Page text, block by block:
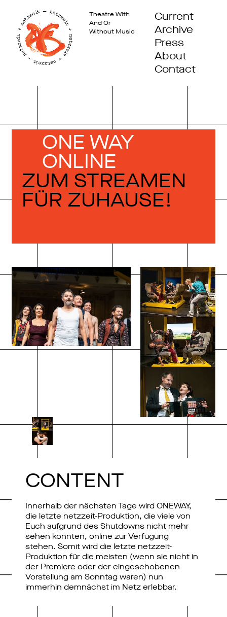
Theatre With
And Or
Without Music
Current
Archive
Press
About
Contact
ONE WAY
ONLINE
ZUM STREA­MEN
FÜR ZUHAUSE!
CONTENT
Innerhalb der nächsten Tage wird ONEWAY,
die letzte netzzeit-Produktion, die viele von
Euch aufgrund des Shutdowns nicht mehr
sehen konnten, online zur Verfügung
stehen. Somit wird die letzte netzzeit-
Produktion für die meisten (wenn sie nicht in
der Premiere oder der eingeschobenen
Vorstellung am Sonntag waren) nun
immerhin demnächst im Netz erlebbar.